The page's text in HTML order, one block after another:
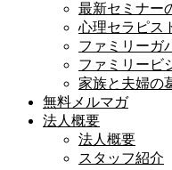
最新セミナー
心理セラピス
ファミリーガ
ファミリービ
家族と夫婦の
無料メルマガ
法人概要
法人概要
スタッフ紹介